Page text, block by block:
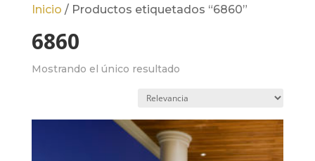
Inicio / Productos etiquetados “6860”
6860
Mostrando el único resultado